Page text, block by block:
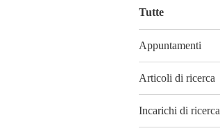
Tutte
Appuntamenti
Articoli di ricerca
Incarichi di ricerca